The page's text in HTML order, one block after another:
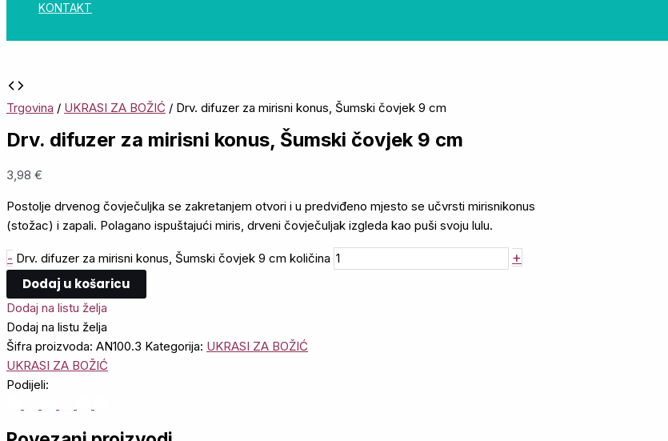
KONTAKT
Trgovina / UKRASI ZA BOŽIĆ / Drv. difuzer za mirisni konus, Šumski čovjek 9 cm
Drv. difuzer za mirisni konus, Šumski čovjek 9 cm
3,98 €
Postolje drvenog čovječuljka se zakretanjem otvori i u predviđeno mjesto se učvrsti mirisnikonus
(stožac) i zapali. Polagano ispuštajući miris, drveni čovječuljak izgleda kao puši svoju lulu.
- Drv. difuzer za mirisni konus, Šumski čovjek 9 cm količina
+
Dodaj u košaricu
Dodaj na listu želja
Dodaj na listu želja
Šifra proizvoda: AN100.3 Kategorija: UKRASI ZA BOŽIĆ
UKRASI ZA BOŽIĆ
Podijeli: